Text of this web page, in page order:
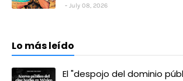
July 08, 2026
Lo más leído
El "despojo del dominio